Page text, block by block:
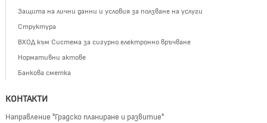
Защита на лични данни и условия за ползване на услуги
Структура
ВХОД към Система за сигурно електронно връчване
Нормативни актове
Банкова сметка
КОНТАКТИ
Направление "Градско планиране и развитие"